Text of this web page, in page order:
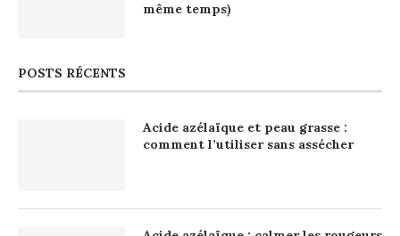
même temps)
POSTS RÉCENTS
Acide azélaïque et peau grasse :
comment l’utiliser sans assécher